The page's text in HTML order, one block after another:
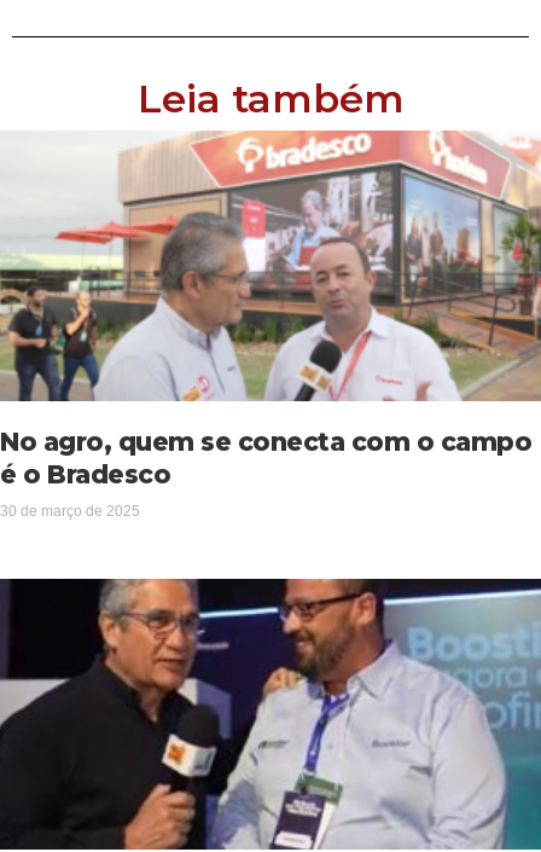
Leia também
No agro, quem se conecta com o campo
é o Bradesco
30 de março de 2025